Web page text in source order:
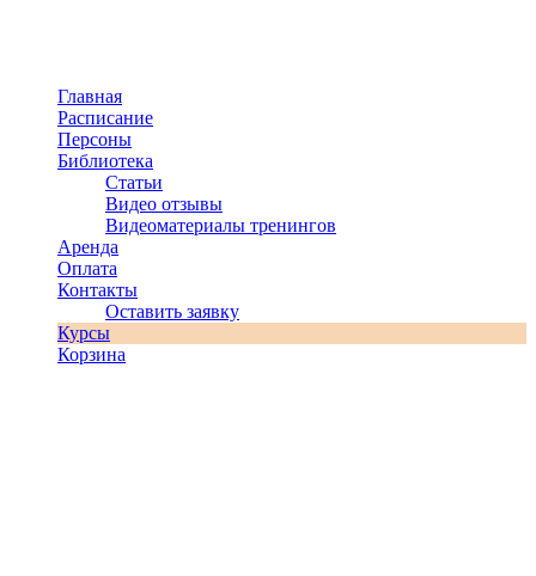
Главная
Расписание
Персоны
Библиотека
Статьи
Видео отзывы
Видеоматериалы тренингов
Аренда
Оплата
Контакты
Оставить заявку
Курсы
Корзина